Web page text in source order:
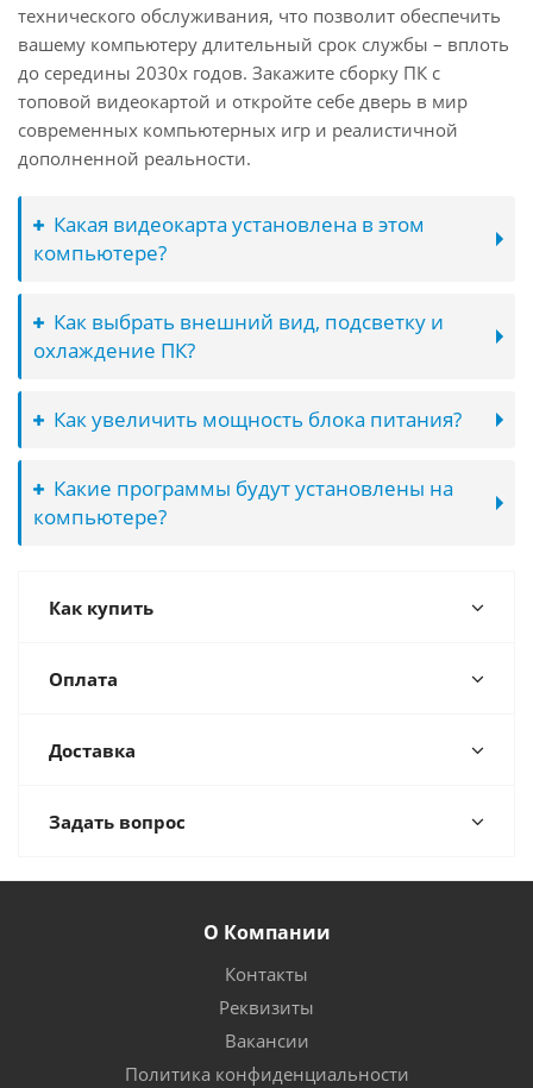
технического обслуживания, что позволит обеспечить
вашему компьютеру длительный срок службы – вплоть
до середины 2030х годов. Закажите сборку ПК с
топовой видеокартой и откройте себе дверь в мир
современных компьютерных игр и реалистичной
дополненной реальности.
Какая видеокарта установлена в этом
компьютере?
Как выбрать внешний вид, подсветку и
охлаждение ПК?
Как увеличить мощность блока питания?
Какие программы будут установлены на
компьютере?
Как купить
Оплата
Доставка
Задать вопрос
О Компании
Контакты
Реквизиты
Вакансии
Политика конфиденциальности